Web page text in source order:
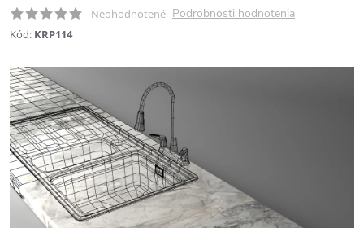
Neohodnotené Podrobnosti hodnotenia
Kód: KRP114